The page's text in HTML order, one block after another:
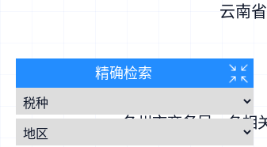
云南
各州市商务局，各相
精确检索